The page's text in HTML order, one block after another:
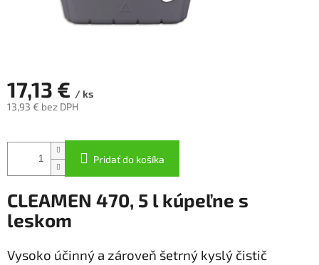
17,13 € / ks
13,93 € bez DPH
cena:
Pridať do košíka
CLEAMEN 470, 5 l kúpeľne s
leskom
Vysoko účinný a zároveň šetrný kyslý čistič